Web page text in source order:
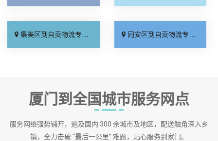
集美区到自贡物流专线_物流拼车「全境到达」 同安区到自贡物流专线_专线查询「需要几天」
厦门到全国城市服务网点
服务网络强势铺开，遍及国内 300 余城市及地区，配送触角深入乡
镇，全力击破 “最后一公里” 难题，贴心服务到家门。